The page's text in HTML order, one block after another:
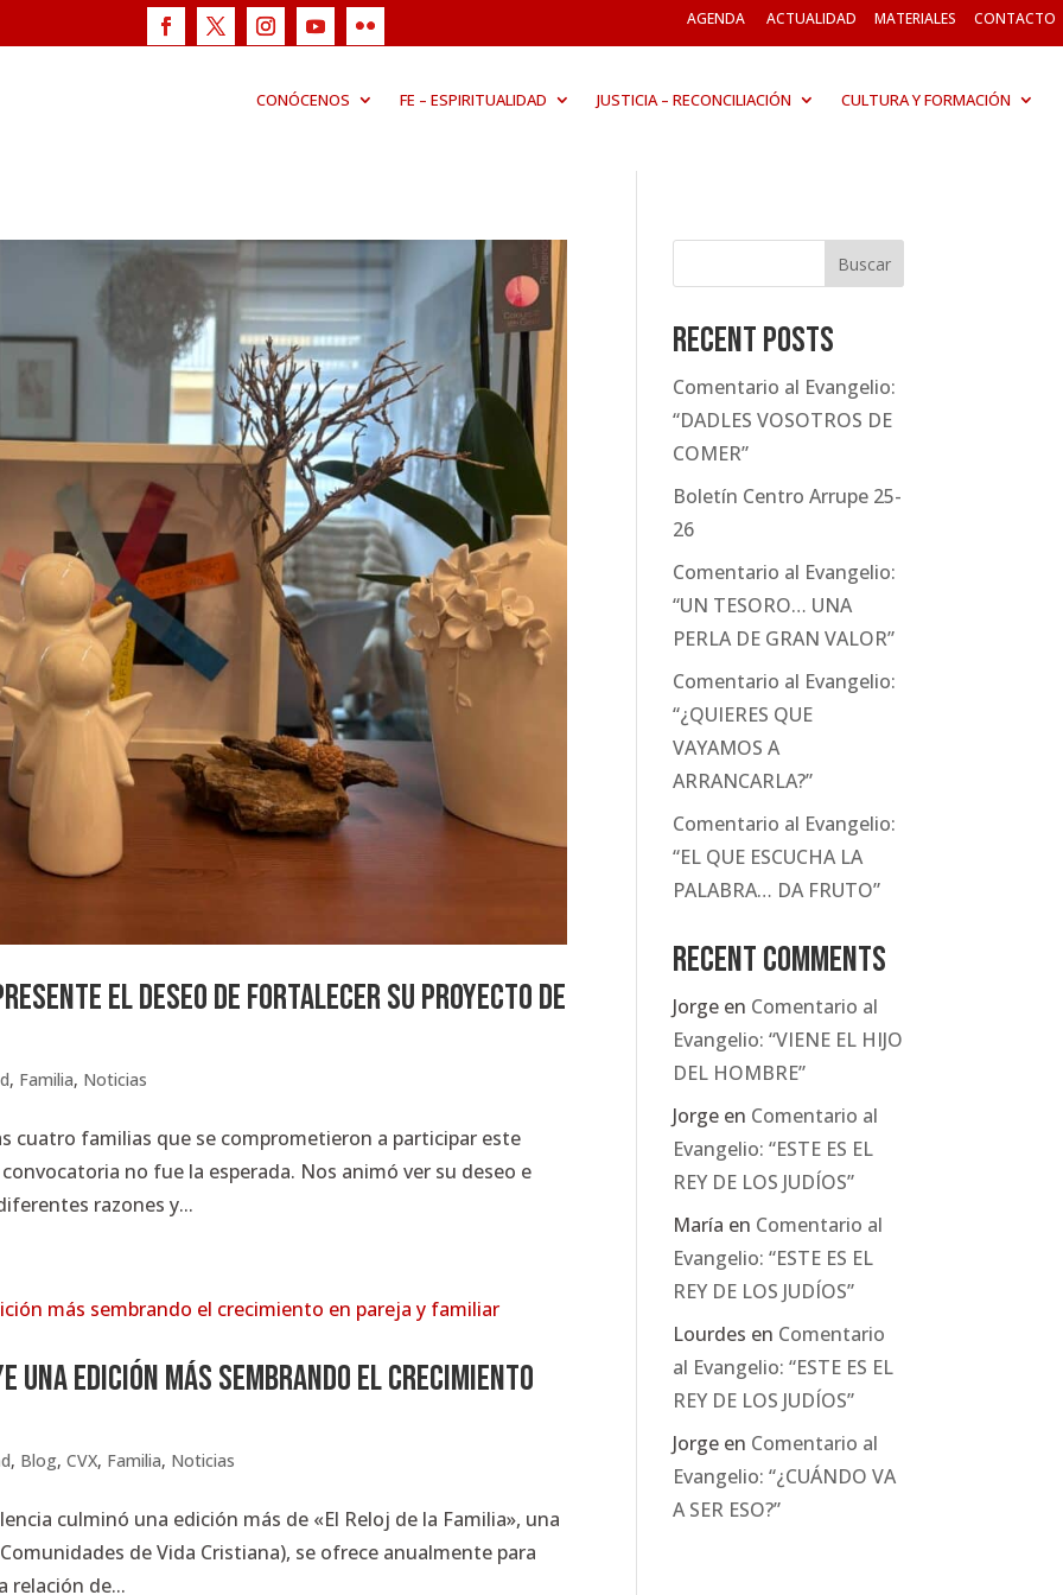
AGENDA ACTUALIDAD MATERIALES CONTACTO
CONÓCENOS FE – ESPIRITUALIDAD JUSTICIA – RECONCILIACIÓN CULTURA Y FORMACIÓN
el deseo de fortalecer su proyecto de
, Familia, Noticias
cuatro familias que se comprometieron a participar este
no fue la esperada. Nos animó ver su deseo e
razones y...
una edición más sembrando el crecimiento
, Blog,CVX, Familia, Noticias
culminó una edición más de «El Reloj de la Familia», una
de Vida Cristiana), se ofrece anualmente para
relación de...
Buscar
Recent Posts
Comentario al Evangelio:
“DADLES VOSOTROS DE
COMER”
Boletín Centro Arrupe 25-
26
Comentario al Evangelio:
“UN TESORO… UNA
PERLA DE GRAN VALOR”
Comentario al Evangelio:
“¿QUIERES QUE
VAYAMOS A
ARRANCARLA?”
Comentario al Evangelio:
“EL QUE ESCUCHA LA
PALABRA… DA FRUTO”
Recent Comments
Jorge en Comentario al
Evangelio: “VIENE EL HIJO
DEL HOMBRE”
Jorge en Comentario al
Evangelio: “ESTE ES EL
REY DE LOS JUDÍOS”
María en Comentario al
Evangelio: “ESTE ES EL
REY DE LOS JUDÍOS”
Lourdes en Comentario
al Evangelio: “ESTE ES EL
REY DE LOS JUDÍOS”
Jorge en Comentario al
Evangelio: “¿CUÁNDO VA
A SER ESO?”